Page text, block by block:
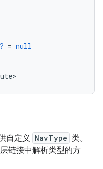
= null
自定义 NavType 类。
链接中解析类型的方